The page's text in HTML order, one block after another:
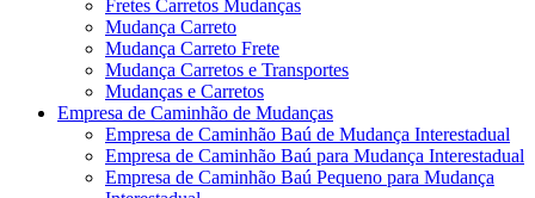
Fretes Carretos Mudanças
Mudança Carreto
Mudança Carreto Frete
Mudança Carretos e Transportes
Mudanças e Carretos
Empresa de Caminhão de Mudanças
Empresa de Caminhão Baú de Mudança Interestadual
Empresa de Caminhão Baú para Mudança Interestadual
Empresa de Caminhão Baú Pequeno para Mudança